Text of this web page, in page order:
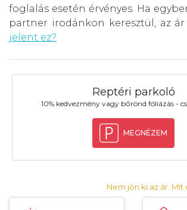
foglalás esetén érvényes. Ha
partner irodánkon keresztül, az ár
jelent ez?
Reptéri parkoló
10% kedvezmény vagy bőrönd fóliázás -
MEGNÉZEM
Nem jön ki az ár. Mit